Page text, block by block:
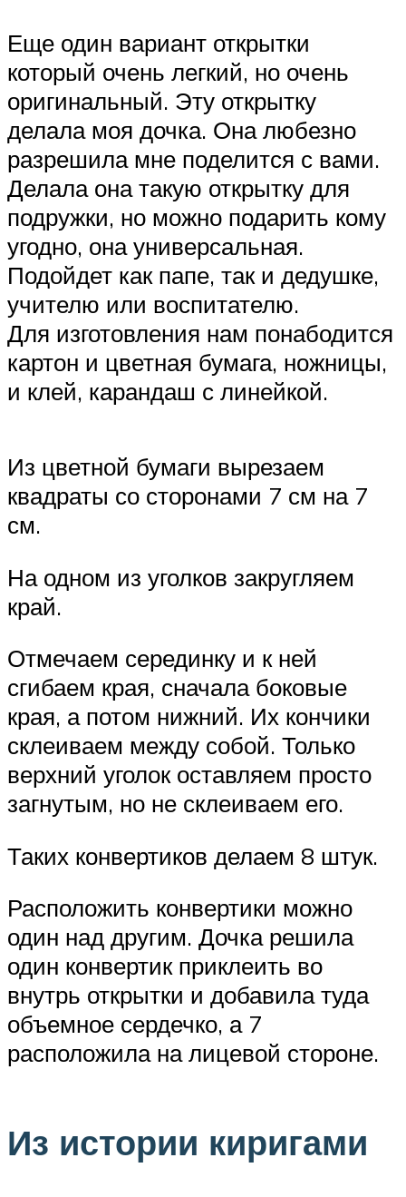
Еще один вариант открытки
который очень легкий, но очень
оригинальный. Эту открытку
делала моя дочка. Она любезно
разрешила мне поделится с вами.
Делала она такую открытку для
подружки, но можно подарить кому
угодно, она универсальная.
Подойдет как папе, так и дедушке,
учителю или воспитателю.
Для изготовления нам понабодится
картон и цветная бумага, ножницы,
и клей, карандаш с линейкой.
Из цветной бумаги вырезаем
квадраты со сторонами 7 см на 7
см.
На одном из уголков закругляем
край.
Отмечаем серединку и к ней
сгибаем края, сначала боковые
края, а потом нижний. Их кончики
склеиваем между собой. Только
верхний уголок оставляем просто
загнутым, но не склеиваем его.
Таких конвертиков делаем 8 штук.
Расположить конвертики можно
один над другим. Дочка решила
один конвертик приклеить во
внутрь открытки и добавила туда
объемное сердечко, а 7
расположила на лицевой стороне.
Из истории киригами